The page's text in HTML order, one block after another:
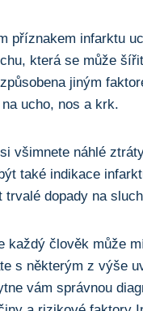
⁢příznakem infarktu
‍která​ se může
jiným
ucho, nos a‍ krk.
všimnete náhlé
také indikace
trvalé dopady na
každý člověk může
s některým ‌z výše
vám správnou